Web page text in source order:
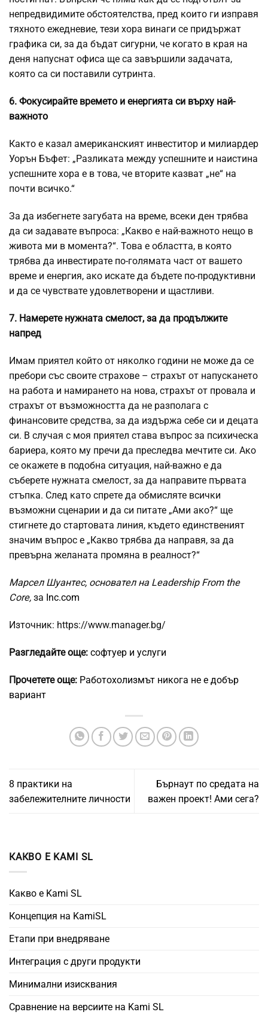
непредвидимите обстоятелства, пред които ги изправя
тяхното ежедневие, тези хора винаги се придържат
графика си, за да бъдат сигурни, че когато в края на
деня напуснат офиса ще са завършили задачата,
която са си поставили сутринта.
6. Фокусирайте времето и енергията си върху най-
важното
Както е казал американският инвеститор и милиардер
Уорън Бъфет: „Разликата между успешните и наистина
успешните хора е в това, че вторите казват „не“ на
почти всичко.“
За да избегнете загубата на време, всеки ден трябва
да си задавате въпроса: „Какво е най-важното нещо в
живота ми в момента?“. Това е областта, в която
трябва да инвестирате по-голямата част от вашето
време и енергия, ако искате да бъдете по-продуктивни
и да се чувствате удовлетворени и щастливи.
7. Намерете нужната смелост, за да продължите
напред
Имам приятел който от няколко години не може да се
пребори със своите страхове – страхът от напускането
на работа и намирането на нова, страхът от провала и
страхът от възможността да не разполага с
финансовите средства, за да издържа себе си и децата
си. В случая с моя приятел става въпрос за психическа
бариера, която му пречи да преследва мечтите си. Ако
се окажете в подобна ситуация, най-важно е да
съберете нужната смелост, за да направите първата
стъпка. След като спрете да обмисляте всички
възможни сценарии и да си питате „Ами ако?“ ще
стигнете до стартовата линия, където единственият
значим въпрос е „Какво трябва да направя, за да
превърна желаната промяна в реалност?“
Марсел Шуантес, основател на Leadership From the
Core, за Inc.com
Източник: https://www.manager.bg/
Разгледайте още: софтуер и услуги
Прочетете още: Работохолизмът никога не е добър
вариант
8 практики на
забележителните личности
Бърнаут по средата на
важен проект! Ами сега?
КАКВО Е KAMI SL
Какво е Kami SL
Концепция на KamiSL
Етапи при внедряване
Интеграция с други продукти
Минимални изисквания
Сравнение на версиите на Kami SL